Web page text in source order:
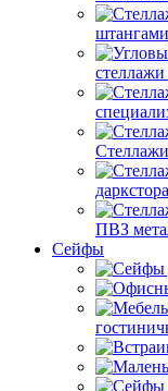
даркстора
ПВЗ
Сейфы